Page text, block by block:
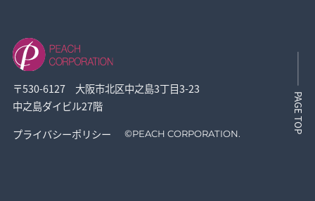
〒530-6127 大阪市北区中之島3丁目3-23
中之島ダイビル27階
プライバシーポリシー
©PEACH CORPORATION. PAGE TOP